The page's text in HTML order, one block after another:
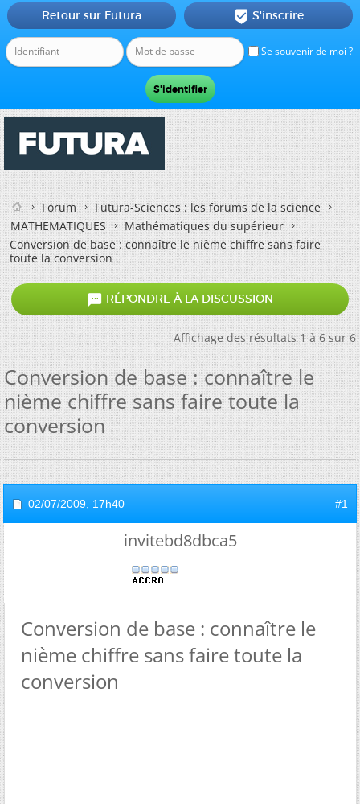
Se souvenir de moi ?
Retour sur Futura  S'inscrire
Forum
Futura-Sciences : les forums de la science
MATHEMATIQUES
Mathématiques du supérieur
Conversion de base : connaître le nième chiffre sans faire
toute la conversion
 RÉPONDRE À LA DISCUSSION
Affichage des résultats 1 à 6 sur 6
Conversion de base : connaître le
nième chiffre sans faire toute la
conversion
02/07/2009, 17h40 #1
invitebd8dbca5
Conversion de base : connaître le
nième chiffre sans faire toute la
conversion